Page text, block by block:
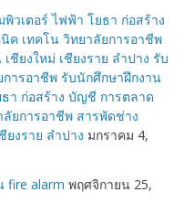
วเตอร์ ไฟฟ้า โยธา ก่อสร้าง
ค เทคโน วิทยาลัยการอาชีพ
ยงใหม่ เชียงราย ลำปาง รับ
ารอาชีพ รับนักศึกษาฝึกงาน
า ก่อสร้าง บัญชี การตลาด
ยการอาชีพ สารพัดช่าง
งราย ลำปาง มกราคม 4,
fire alarm พฤศจิกายน 25,